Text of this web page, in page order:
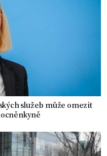
služeb může omezit